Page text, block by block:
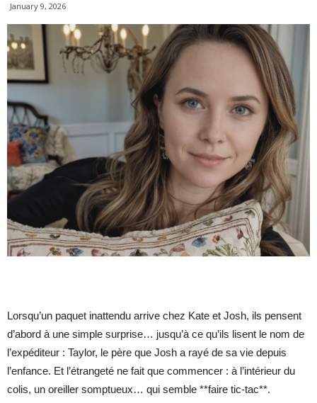
January 9, 2026
Lorsqu’un paquet inattendu arrive chez Kate et Josh, ils pensent
d’abord à une simple surprise… jusqu’à ce qu’ils lisent le nom de
l’expéditeur : Taylor, le père que Josh a rayé de sa vie depuis
l’enfance. Et l’étrangeté ne fait que commencer : à l’intérieur du
colis, un oreiller somptueux… qui semble **faire tic-tac**.